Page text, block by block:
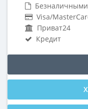
Безналичными
Visa/
Приват24
Кредит